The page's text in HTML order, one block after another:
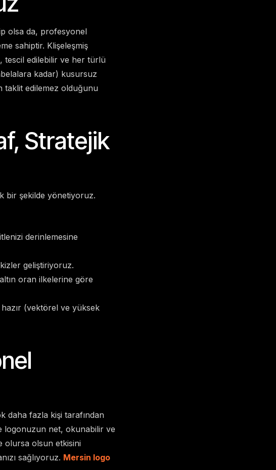
olsa da, profesyonel
sahiptir. Klişeleşmiş
tescil edilebilir ve her türlü
kadar) kusursuz
taklit edilemez olduğunu
Stratejik
bir şekilde yönetiyoruz.
derinlemesine
geliştiriyoruz.
oran ilkelerine göre
hazır (vektörel ve yüksek
daha fazla kişi tarafından
logonuzun net, okunabilir ve
olursa olsun etkisini
sağlıyoruz. Mersin logo